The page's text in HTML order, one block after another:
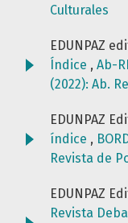
Culturales
EDUNPAZ
Índice , Ab-
(2022): Ab.
EDUNPAZ
índice ,
Revista de
EDUNPAZ
Revista